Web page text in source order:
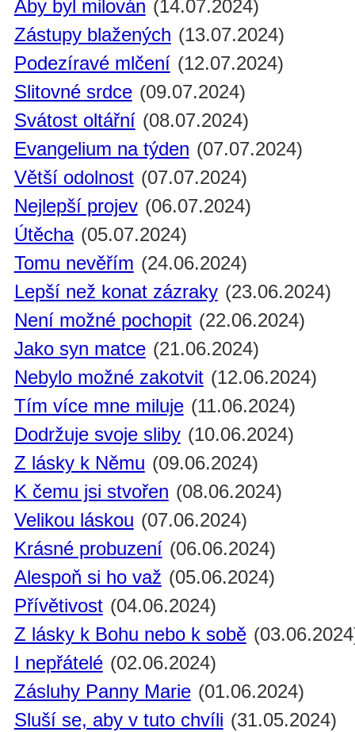
Aby byl milován (14.07.2024)
Zástupy blažených (13.07.2024)
Podezíravé mlčení (12.07.2024)
Slitovné srdce (09.07.2024)
Svátost oltářní (08.07.2024)
Evangelium na týden (07.07.2024)
Větší odolnost (07.07.2024)
Nejlepší projev (06.07.2024)
Útěcha (05.07.2024)
Tomu nevěřím (24.06.2024)
Lepší než konat zázraky (23.06.2024)
Není možné pochopit (22.06.2024)
Jako syn matce (21.06.2024)
Nebylo možné zakotvit (12.06.2024)
Tím více mne miluje (11.06.2024)
Dodržuje svoje sliby (10.06.2024)
Z lásky k Němu (09.06.2024)
K čemu jsi stvořen (08.06.2024)
Velikou láskou (07.06.2024)
Krásné probuzení (06.06.2024)
Alespoň si ho važ (05.06.2024)
Přívětivost (04.06.2024)
Z lásky k Bohu nebo k sobě
I nepřátelé (02.06.2024)
Zásluhy Panny Marie (01.06.2024)
Sluší se, aby v tuto chvíli (31.05.2024)